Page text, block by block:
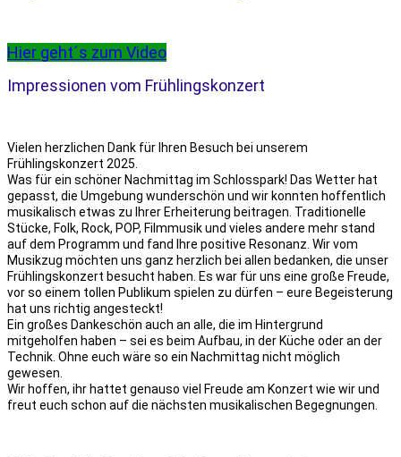
Hier geht´s zum Video
Impressionen vom Frühlingskonzert
Vielen herzlichen Dank für Ihren Besuch bei unserem
Frühlingskonzert 2025.
Was für ein schöner Nachmittag im Schlosspark! Das Wetter hat
gepasst, die Umgebung wunderschön und wir konnten hoffentlich
musikalisch etwas zu Ihrer Erheiterung beitragen. Traditionelle
Stücke, Folk, Rock, POP, Filmmusik und vieles andere mehr stand
auf dem Programm und fand Ihre positive Resonanz. Wir vom
Musikzug möchten uns ganz herzlich bei allen bedanken, die unser
Frühlingskonzert besucht haben. Es war für uns eine große Freude,
vor so einem tollen Publikum spielen zu dürfen – eure Begeisterung
hat uns richtig angesteckt!
Ein großes Dankeschön auch an alle, die im Hintergrund
mitgeholfen haben – sei es beim Aufbau, in der Küche oder an der
Technik. Ohne euch wäre so ein Nachmittag nicht möglich
gewesen.
Wir hoffen, ihr hattet genauso viel Freude am Konzert wie wir und
freut euch schon auf die nächsten musikalischen Begegnungen.